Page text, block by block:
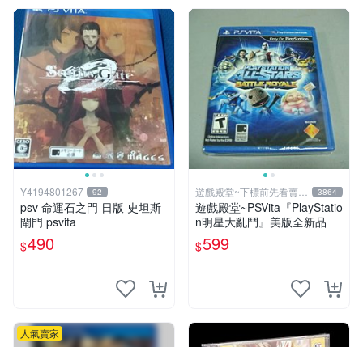
Y4194801267 92
psv 命運石之門 日版 史坦斯
閘門 psvita
$490
遊戲殿堂~下標前先看賣場
關於我
3864
遊戲殿堂~PSVita『PlayStatio
n明星大亂鬥』美版全新品
$599
人氣賣家